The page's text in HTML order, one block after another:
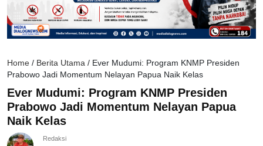
Home / Berita Utama / Ever Mudumi: Program KNMP Presiden
Prabowo Jadi Momentum Nelayan Papua Naik Kelas
Ever Mudumi: Program KNMP Presiden
Prabowo Jadi Momentum Nelayan Papua
Naik Kelas
Redaksi